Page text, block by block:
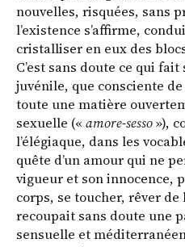
nouvelles, risquées, sans
l’existence s’affirme,
cristalliser en eux des
C’est sans doute ce qui
juvénile, que consciente
toute une matière
sexuelle (« amore-sesso»),
l’élégiaque, dans les
quête d’un amour qui ne
vigueur et son innocence,
corps, se toucher, rêver de
recoupait sans doute une
sensuelle et